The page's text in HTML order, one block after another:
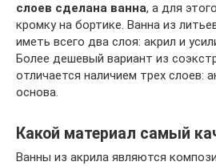
слоев сделана ванна, а для
кромку на бортике. Ванна из
иметь всего два слоя: акрил и
Более дешевый вариант из
отличается наличием трех слоев:
основа.
Какой материал самый
Ванны из акрила являются